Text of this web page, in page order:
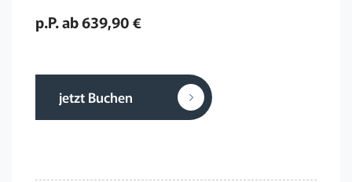
p.P. ab 639,90 €
jetzt Buchen